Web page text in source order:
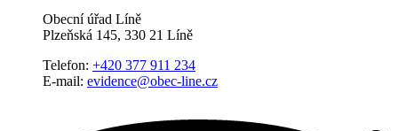
Obecní úřad Líně
Plzeňská 145, 330 21 Líně
Telefon: +420 377 911 234
E-mail: evidence@obec-line.cz